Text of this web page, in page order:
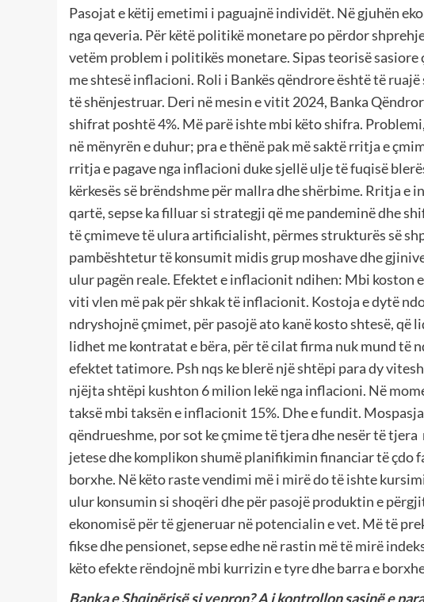
Pasojat e këtij emetimi i paguajnë individët. Në gjuhën
nga qeveria. Për këtë politikë monetare po përdor
vetëm problem i politikës monetare. Sipas teorisë
me shtesë inflacioni. Roli i Bankës qëndrore është të
të shënjestruar. Deri në mesin e vitit 2024, Banka
shifrat poshtë 4%. Më parë ishte mbi këto shifra.
në mënyrën e duhur; pra e thënë pak më saktë rritja e
rritja e pagave nga inflacioni duke sjellë ulje të fuqisë
kërkesës së brëndshme për mallra dhe shërbime. Rritja
qartë, sepse ka filluar si strategji që me pandeminë dhe
të çmimeve të ulura artificialisht, përmes strukturës së
pambështetur të konsumit midis grup moshave dhe
ulur pagën reale. Efektet e inflacionit ndihen: Mbi koston
viti vlen më pak për shkak të inflacionit. Kostoja e dytë
ndryshojnë çmimet, për pasojë ato kanë kosto shtesë, që
lidhet me kontratat e bëra, për të cilat firma nuk mund të
efektet tatimore. Psh nqs ke blerë një shtëpi para dy
njëjta shtëpi kushton 6 milion lekë nga inflacioni. Në
taksë mbi taksën e inflacionit 15%. Dhe e fundit.
qëndrueshme, por sot ke çmime të tjera dhe nesër të
jetese dhe komplikon shumë planifikimin financiar të çdo
borxhe. Në këto raste vendimi më i mirë do të ishte
ulur konsumin si shoqëri dhe për pasojë produktin e
ekonomisë për të gjeneruar në potencialin e vet. Më të
fikse dhe pensionet, sepse edhe në rastin më të mirë
këto efekte rëndojnë mbi kurrizin e tyre dhe barra e
Banka e Shqipërisë si vepron? A i kontrollon sasinë e